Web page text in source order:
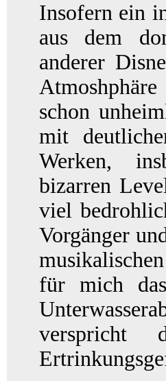
Insofern ein
aus dem
anderer
schon
mit
Werken,
bizarren
viel
Vorgänger
für mich
verspricht